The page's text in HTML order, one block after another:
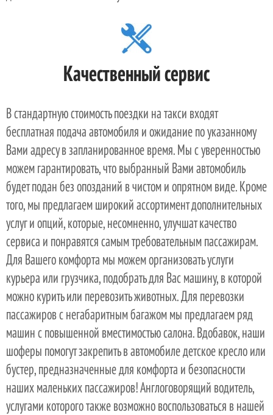
Качественный сервис
В стандартную стоимость поездки на такси входят
бесплатная подача автомобиля и ожидание по указанному
Вами адресу в запланированное время. Мы с уверенностью
можем гарантировать, что выбранный Вами автомобиль
будет подан без опозданий в чистом и опрятном виде. Кроме
того, мы предлагаем широкий ассортимент дополнительных
услуг и опций, которые, несомненно, улучшат качество
сервиса и понравятся самым требовательным пассажирам.
Для Вашего комфорта мы можем организовать услуги
курьера или грузчика, подобрать для Вас машину, в которой
можно курить или перевозить животных. Для перевозки
пассажиров с негабаритным багажом мы предлагаем ряд
машин с повышенной вместимостью салона. Вдобавок, наши
шоферы помогут закрепить в автомобиле детское кресло или
бустер, предназначенные для комфорта и безопасности
наших маленьких пассажиров! Англоговорящий водитель,
услугами которого также возможно воспользоваться в нашей